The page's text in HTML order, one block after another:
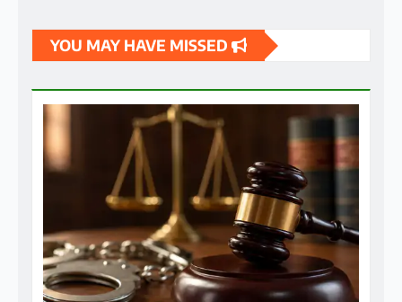
छत्तीसगढ़ ब्रेकिंग न्यूज़ राज्य
अमलीडीह के फल मंडी के पीछे दिसंबर 2023 में हुई राहुल